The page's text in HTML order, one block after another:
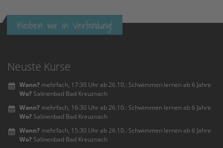
powered byUsercentrics Consent
Management Platform&eRecht24
Bleiben wir in Verbindung!
Neuste Kurse
Wann? mehrfach, 17:30 Uhr ab 26.10.: Schwimmen lernen ab 6 Jahre
Wo? Salinenbad Bad Kreuznach
Wann? mehrfach, 16:30 Uhr ab 26.10.: Schwimmen lernen ab 6 Jahre
Wo? Salinenbad Bad Kreuznach
Wann? mehrfach, 15:30 Uhr ab 26.10.: Schwimmen lernen ab 6 Jahre
Wo? Salinenbad Bad Kreuznach